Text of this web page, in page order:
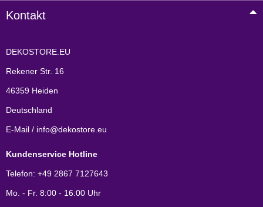
Kontakt
DEKOSTORE.EU
Rekener Str. 16
46359 Heiden
Deutschland
E-Mail / info@dekostore.eu
Kundenservice Hotline
Telefon: +49 2867 7127643
Mo. - Fr. 8:00 - 16:00 Uhr